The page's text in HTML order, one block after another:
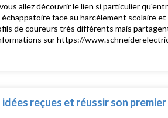
allez découvrir le lien si particulier
face au harcèlement scolaire
de coureurs très différents mais
sur https://
reçues et réussir son